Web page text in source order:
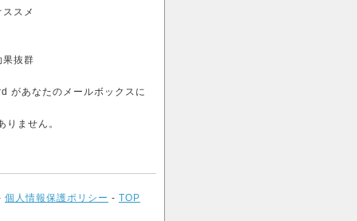
スメ
果抜群
あなたのメールボックスに
ません。
個人情報保護ポリシー - TOP